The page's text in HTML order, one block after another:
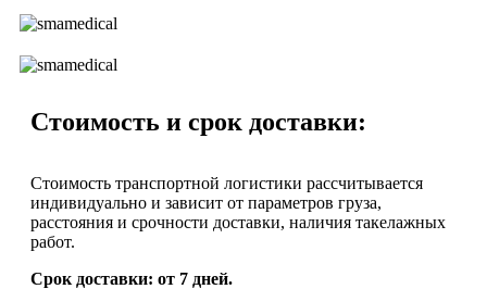
Стоимость и срок доставки:
Стоимость транспортной логистики рассчитывается
индивидуально и зависит от параметров груза,
расстояния и срочности доставки, наличия такелажных
работ.
Срок доставки: от 7 дней.